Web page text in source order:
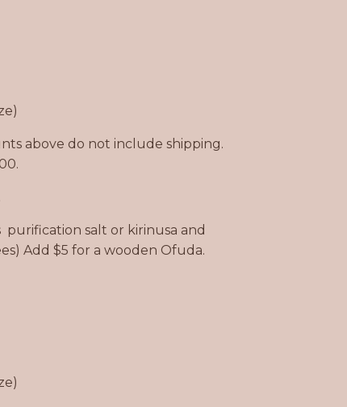
above do not include shipping.
salt or kirinusa and
Add $5 for a wooden Ofuda.